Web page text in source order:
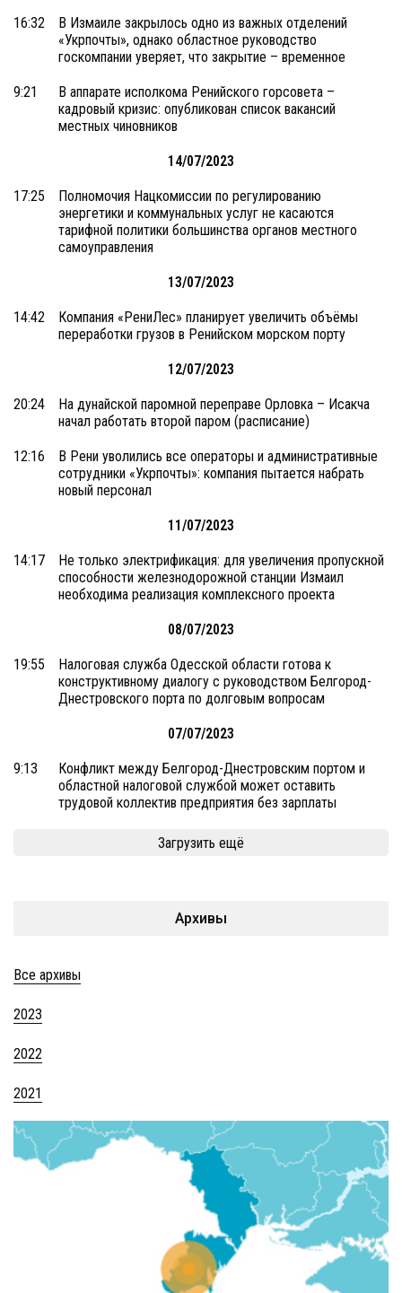
16:32
В Измаиле закрылось одно из важных отделений
«Укрпочты», однако областное руководство
госкомпании уверяет, что закрытие – временное
9:21
В аппарате исполкома Ренийского горсовета –
кадровый кризис: опубликован список вакансий
местных чиновников
14/07/2023
17:25
Полномочия Нацкомиссии по регулированию
энергетики и коммунальных услуг не касаются
тарифной политики большинства органов местного
самоуправления
13/07/2023
14:42
Компания «РениЛес» планирует увеличить объёмы
переработки грузов в Ренийском морском порту
12/07/2023
20:24
На дунайской паромной переправе Орловка – Исакча
начал работать второй паром (расписание)
12:16
В Рени уволились все операторы и административные
сотрудники «Укрпочты»: компания пытается набрать
новый персонал
11/07/2023
14:17
Не только электрификация: для увеличения пропускной
способности железнодорожной станции Измаил
необходима реализация комплексного проекта
08/07/2023
19:55
Налоговая служба Одесской области готова к
конструктивному диалогу с руководством Белгород-
Днестровского порта по долговым вопросам
07/07/2023
9:13
Конфликт между Белгород-Днестровским портом и
областной налоговой службой может оставить
трудовой коллектив предприятия без зарплаты
Загрузить ещё
Архивы
Все архивы
2023
2022
2021